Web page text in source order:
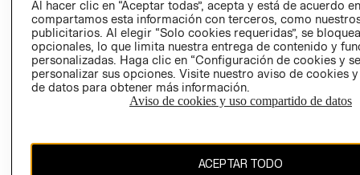
Chile ($)
Al hacer clic en “Aceptar todas”, acepta y está de acuerdo
compartamos esta información con terceros, como
publicitarios. Al elegir “Solo cookies requeridas”, se
opcionales, lo que limita nuestra entrega de contenido y
personalizadas. Haga clic en “Configuración de cookies y
personalizar sus opciones. Visite nuestro aviso de cookies
de datos para obtener más información.
Aviso de cookies y uso compartido de datos
ACEPTAR TODO